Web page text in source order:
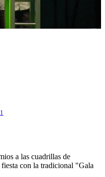
1
a las cuadrillas de
con la tradicional "Gala